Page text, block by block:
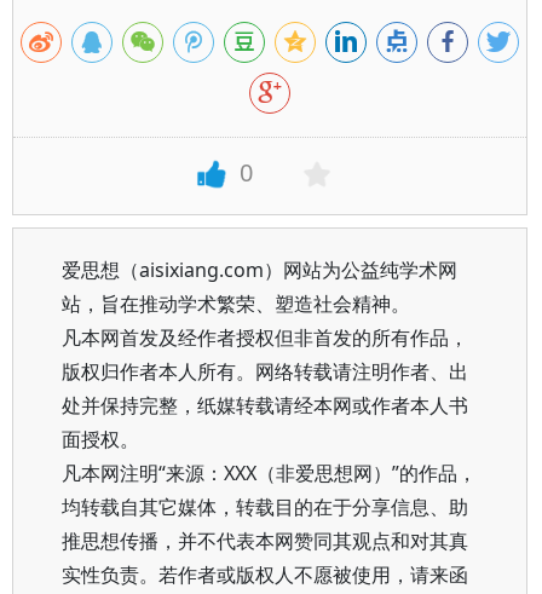
0
爱思想（aisixiang.com）网站为公益纯学术网
站，旨在推动学术繁荣、塑造社会精神。
凡本网首发及经作者授权但非首发的所有作品，
版权归作者本人所有。网络转载请注明作者、出
处并保持完整，纸媒转载请经本网或作者本人书
面授权。
凡本网注明“来源：XXX（非爱思想网）”的作品，
均转载自其它媒体，转载目的在于分享信息、助
推思想传播，并不代表本网赞同其观点和对其真
实性负责。若作者或版权人不愿被使用，请来函